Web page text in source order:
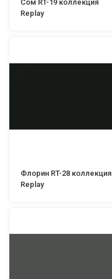
Сом RT-19 коллекция
Replay
Флорин RT-28 коллекция
Replay